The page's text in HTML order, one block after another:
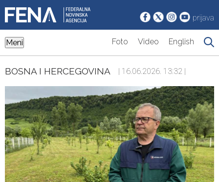
prijava
Meni Foto Video English
BOSNA I HERCEGOVINA | 16.06.2026. 13:32 |